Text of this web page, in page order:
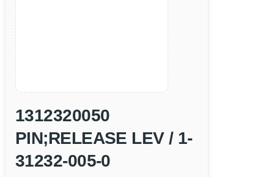
1312320050
PIN;RELEASE LEV / 1-
31232-005-0